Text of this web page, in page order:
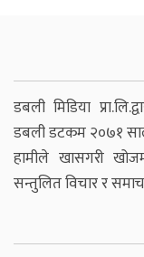
डबली मिडिया
डबली डटकम २०७१
हामीले खासगरी
सन्तुलित विचार र